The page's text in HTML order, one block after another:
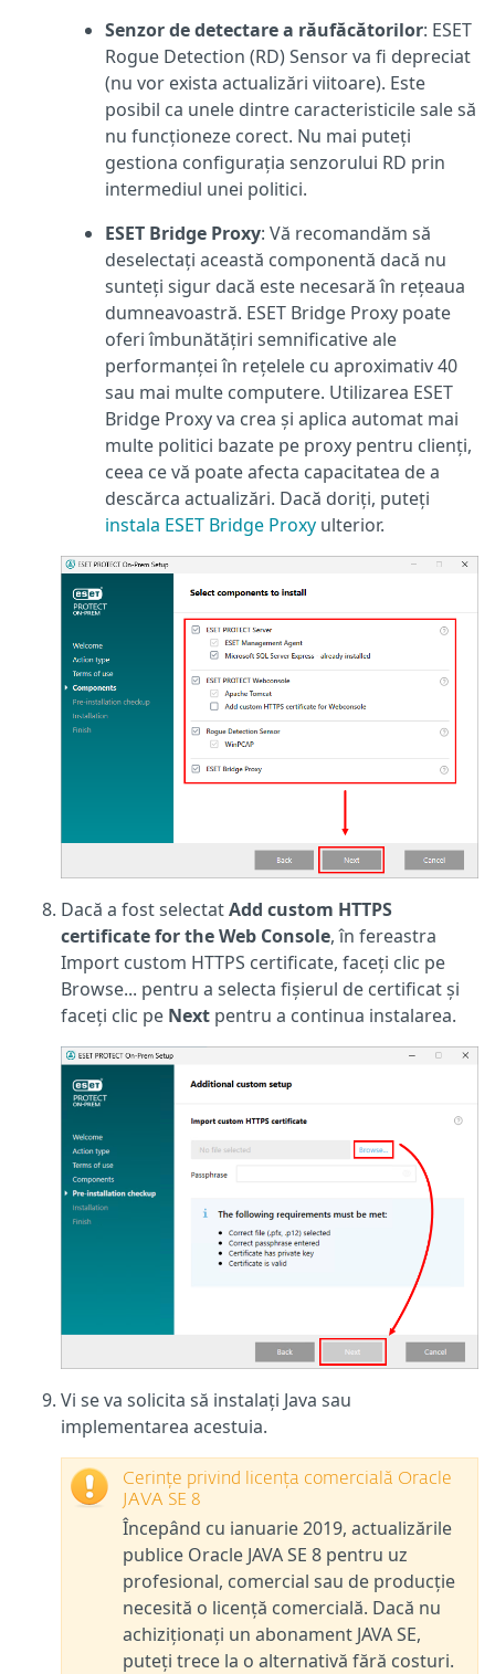
Senzor de detectare a răufăcătorilor: ESET
Rogue Detection (RD) Sensor va fi depreciat
(nu vor exista actualizări viitoare). Este
posibil ca unele dintre caracteristicile sale să
nu funcționeze corect. Nu mai puteți
gestiona configurația senzorului RD prin
intermediul unei politici.
ESET Bridge Proxy: Vă recomandăm să
deselectați această componentă dacă nu
sunteți sigur dacă este necesară în rețeaua
dumneavoastră. ESET Bridge Proxy poate
oferi îmbunătățiri semnificative ale
performanței în rețelele cu aproximativ 40
sau mai multe computere. Utilizarea ESET
Bridge Proxy va crea și aplica automat mai
multe politici bazate pe proxy pentru clienți,
ceea ce vă poate afecta capacitatea de a
descărca actualizări. Dacă doriți, puteți
instala ESET Bridge Proxy ulterior.
Dacă a fost selectatAdd custom HTTPS
certificate for the Web Console, în fereastra
Import custom HTTPS certificate, faceți clic pe
Browse... pentru a selecta fișierul de certificat și
faceți clic pe Next pentru a continua instalarea.
Vi se va solicita să instalați Java sau
implementarea acestuia.
Cerințe privind licența comercială Oracle
JAVA SE 8
Începând cu ianuarie 2019, actualizările
publice Oracle JAVA SE 8 pentru uz
profesional, comercial sau de producție
necesită o licență comercială. Dacă nu
achiziționați un abonament JAVA SE,
puteți trece la o alternativă fără costuri.